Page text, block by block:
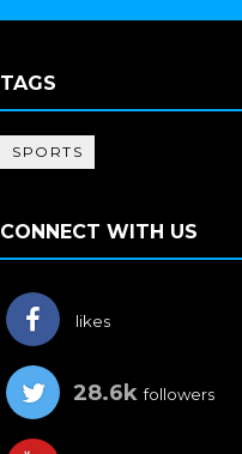
TAGS
SPORTS
CONNECT WITH US
likes
28.6k followers